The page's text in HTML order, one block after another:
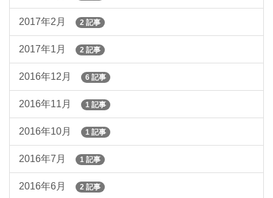
2017年2月 2 記事
2017年1月 2 記事
2016年12月 6 記事
2016年11月 1 記事
2016年10月 1 記事
2016年7月 1 記事
2016年6月 2 記事